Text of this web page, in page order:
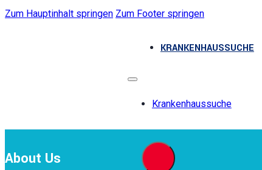
Zum Hauptinhalt springen Zum Footer springen
KRANKENHAUSSUCHE
Krankenhaussuche
About Us